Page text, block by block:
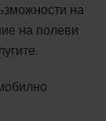
на
на полеви